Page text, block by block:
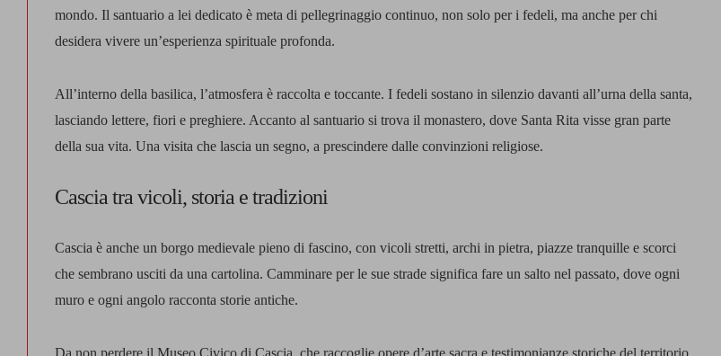
mondo. Il santuario a lei dedicato è meta di pellegrinaggio continuo, non solo per i fedeli, ma anche per chi
desidera vivere un’esperienza spirituale profonda.
All’interno della basilica, l’atmosfera è raccolta e toccante. I fedeli sostano in silenzio davanti all’urna della santa,
lasciando lettere, fiori e preghiere. Accanto al santuario si trova il monastero, dove Santa Rita visse gran parte
della sua vita. Una visita che lascia un segno, a prescindere dalle convinzioni religiose.
Cascia tra vicoli, storia e tradizioni
Cascia è anche un borgo medievale pieno di fascino, con vicoli stretti, archi in pietra, piazze tranquille e scorci
che sembrano usciti da una cartolina. Camminare per le sue strade significa fare un salto nel passato, dove ogni
muro e ogni angolo racconta storie antiche.